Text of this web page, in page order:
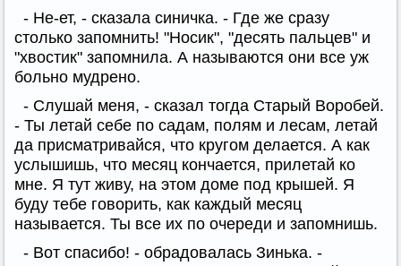
- Не-ет, - сказала синичка. - Где же сразу
столько запомнить! "Носик", "десять пальцев" и
"хвостик" запомнила. А называются они все уж
больно мудрено.
- Слушай меня, - сказал тогда Старый Воробей.
- Ты летай себе по садам, полям и лесам, летай
да присматривайся, что кругом делается. А как
услышишь, что месяц кончается, прилетай ко
мне. Я тут живу, на этом доме под крышей. Я
буду тебе говорить, как каждый месяц
называется. Ты все их по очереди и запомнишь.
- Вот спасибо! - обрадовалась Зинька. -